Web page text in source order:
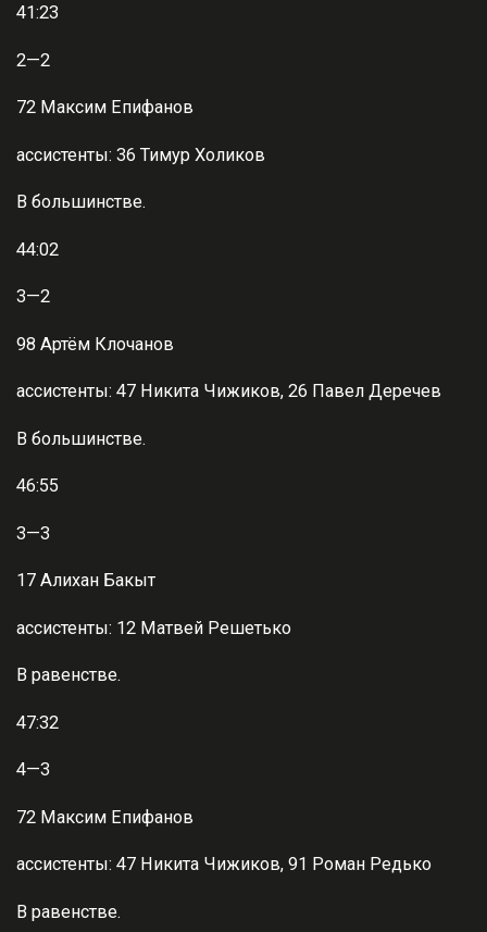
41:23
2—2
72 Максим Епифанов
ассистенты: 36 Тимур Холиков
В большинстве.
44:02
3—2
98 Артём Клочанов
ассистенты: 47 Никита Чижиков, 26 Павел Деречев
В большинстве.
46:55
3—3
17 Алихан Бакыт
ассистенты: 12 Матвей Решетько
В равенстве.
47:32
4—3
72 Максим Епифанов
ассистенты: 47 Никита Чижиков, 91 Роман Редько
В равенстве.